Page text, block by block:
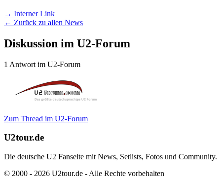
→ Interner Link
← Zurück zu allen News
Diskussion im U2-Forum
1 Antwort im U2-Forum
Zum Thread im U2-Forum
U2tour.de
Die deutsche U2 Fanseite mit News, Setlists, Fotos und Community.
© 2000 - 2026 U2tour.de - Alle Rechte vorbehalten